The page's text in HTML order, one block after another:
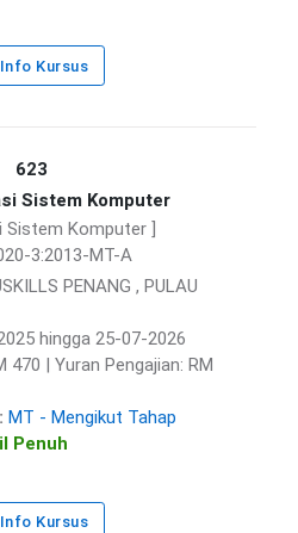
Info Kursus
623
Sistem Komputer
Sistem Komputer ]
3:2013-MT-A
PENANG , PULAU
hingga 25-07-2026
470 | Yuran Pengajian: RM
MT - Mengikut Tahap
Penuh
Info Kursus